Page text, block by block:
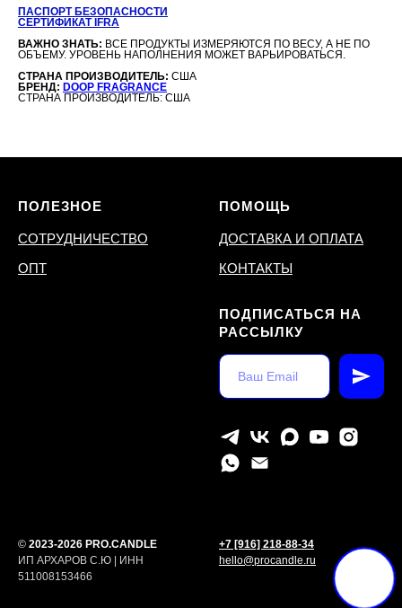
ПАСПОРТ БЕЗОПАСНОСТИ
СЕРТИФИКАТ IFRA
ВАЖНО ЗНАТЬ: ВСЕ ПРОДУКТЫ ИЗМЕРЯЮТСЯ ПО ВЕСУ, А НЕ ПО
ОБЪЕМУ. УРОВЕНЬ НАПОЛНЕНИЯ МОЖЕТ ВАРЬИРОВАТЬСЯ.
СТРАНА ПРОИЗВОДИТЕЛЬ: США
БРЕНД: DOOP FRAGRANCE
СТРАНА ПРОИЗВОДИТЕЛЬ: США
ПОЛЕЗНОЕ
СОТРУДНИЧЕСТВО
ОПТ
ПОМОЩЬ
ДОСТАВКА И ОПЛАТА
КОНТАКТЫ
ПОДПИСАТЬСЯ НА
РАССЫЛКУ
© 2023-2026 PRO.CANDLE
ИП АРХАРОВ С.Ю | ИНН
511008153466
+7 [916] 218-88-34
hello@procandle.ru